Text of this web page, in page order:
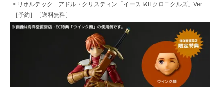
リボルテック アドル・クリスティン「イース I&II クロニクルズ」Ver.
［予約］［送料無料］